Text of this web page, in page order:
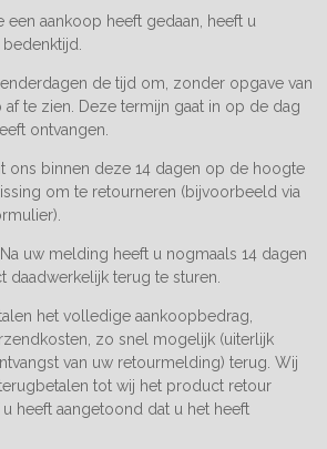
een aankoop heeft gedaan, heeft u
de tijd om, zonder opgave van
te zien. Deze termijn gaat in op de dag
ontvangen.
ons binnen deze 14 dagen op de hoogte
om te retourneren (bijvoorbeeld via
uw melding heeft u nogmaals 14 dagen
terug te sturen.
het volledige aankoopbedrag,
zo snel mogelijk (uiterlijk
van uw retourmelding) terug. Wij
tot wij het product retour
heeft aangetoond dat u het heeft